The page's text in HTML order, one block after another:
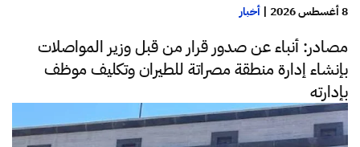
8 أغسطس 2026 | أخبار
مصادر: أنباء عن صدور قرار من قبل وزير المواصلات
بإنشاء إدارة منطقة مصراتة للطيران وتكليف موظف
بإدارته